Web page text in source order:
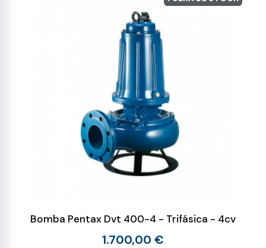
Bomba Pentax Dvt 400-4 - Trifásica - 4cv
1.700,00 €